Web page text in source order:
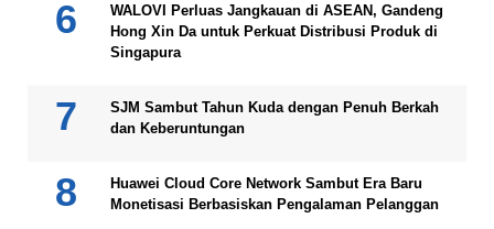
WALOVI Perluas Jangkauan di ASEAN, Gandeng
Hong Xin Da untuk Perkuat Distribusi Produk di
Singapura
SJM Sambut Tahun Kuda dengan Penuh Berkah
dan Keberuntungan
Huawei Cloud Core Network Sambut Era Baru
Monetisasi Berbasiskan Pengalaman Pelanggan